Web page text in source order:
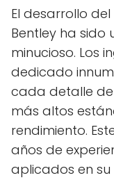
El desarrollo
Bentley ha sido
minucioso. Los
dedicado
cada detalle
más altos
rendimiento.
años de
aplicados en